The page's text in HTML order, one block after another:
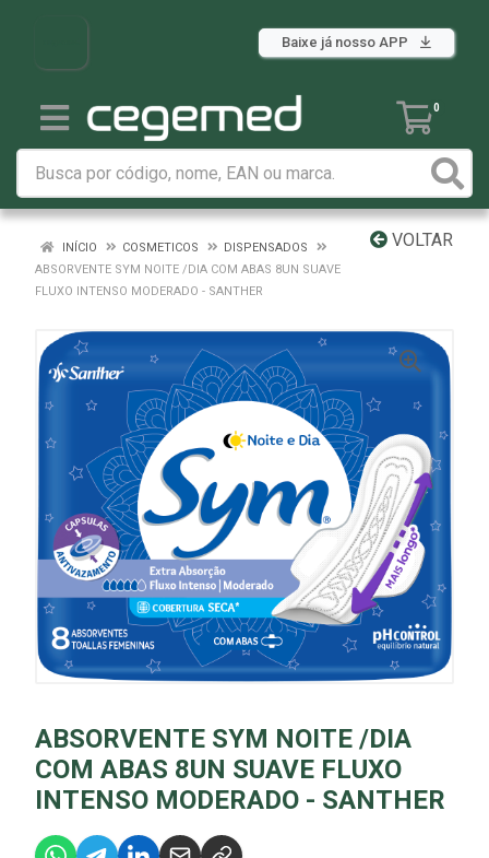
Baixe já nosso APP
0
VOLTAR
INÍCIO COSMETICOS
DISPENSADOS
ABSORVENTE SYM NOITE /DIA COM ABAS 8UN SUAVE
FLUXO INTENSO MODERADO - SANTHER
ABSORVENTE SYM NOITE /DIA
COM ABAS 8UN SUAVE FLUXO
INTENSO MODERADO - SANTHER